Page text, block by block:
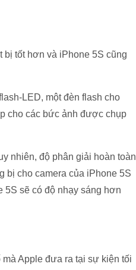
bị tốt hơn và iPhone 5S cũng
LED, một đèn flash cho
cho các bức ảnh được chụp
nhiên, độ phân giải hoàn toàn
bị cho camera của iPhone 5S
5S sẽ có độ nhạy sáng hơn
Apple đưa ra tại sự kiện tối